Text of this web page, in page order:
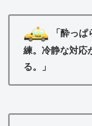
「酔っ
練。冷静な対応
る。」